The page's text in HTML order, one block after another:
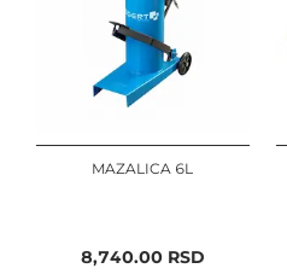
MAZALICA 6L
8,740.00RSD